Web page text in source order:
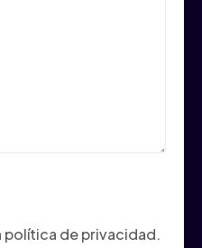
política de privacidad.